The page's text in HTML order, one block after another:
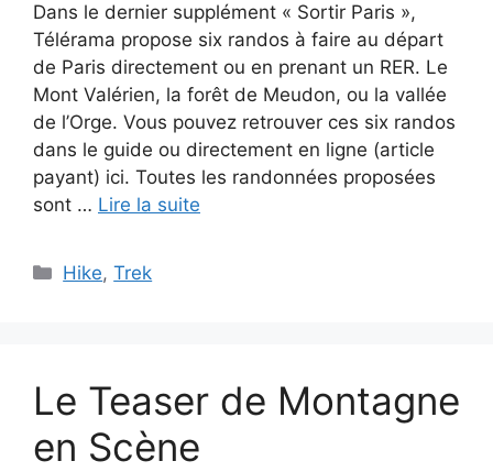
Dans le dernier supplément « Sortir Paris »,
Télérama propose six randos à faire au départ
de Paris directement ou en prenant un RER. Le
Mont Valérien, la forêt de Meudon, ou la vallée
de l’Orge. Vous pouvez retrouver ces six randos
dans le guide ou directement en ligne (article
payant) ici. Toutes les randonnées proposées
sont … Lire la suite
Catégories
Hike,Trek
Le Teaser de Montagne
en Scène